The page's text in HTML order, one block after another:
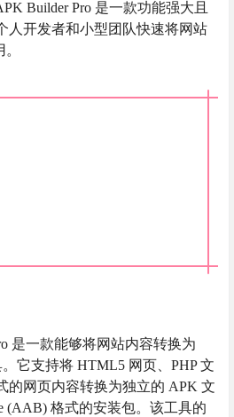
Builder Pro 是一款功能强大且
人开发者和小型团队快速将网站
是一款能够将网站内容转换为
它支持将 HTML5 网页、PHP 文
的网页内容转换为独立的 APK 文
(AAB) 格式的安装包。该工具的